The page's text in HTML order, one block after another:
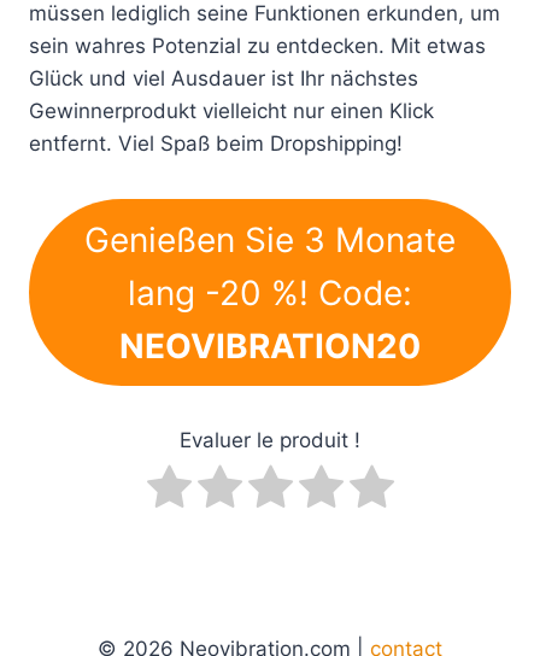
müssen lediglich seine Funktionen erkunden, um
sein wahres Potenzial zu entdecken. Mit etwas
Glück und viel Ausdauer ist Ihr nächstes
Gewinnerprodukt vielleicht nur einen Klick
entfernt. Viel Spaß beim Dropshipping!
Genießen Sie 3 Monate
lang -20 %! Code:
NEOVIBRATION20
Evaluer le produit !
© 2026 Neovibration.com | contact